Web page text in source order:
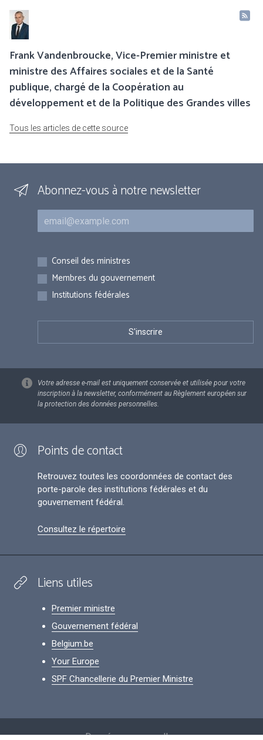
Frank Vandenbroucke, Vice-Premier ministre et
ministre des Affaires sociales et de la Santé
publique, chargé de la Coopération au
développement et de la Politique des Grandes villes
Tous les articles de cette source
Abonnez-vous à notre newsletter
Courriel
Inscriptions
Conseil des ministres
Membres du gouvernement
Institutions fédérales
Votre adresse e-mail est uniquement conservée et utilisée pour votre
inscription à la newsletter, conformément au Règlement européen sur
la protection des données personnelles.
Points de contact
Retrouvez toutes les coordonnées de contact des
porte-parole des institutions fédérales et du
gouvernement fédéral.
Consultez le répertoire
Liens utiles
Premier ministre
Gouvernement fédéral
Belgium.be
Your Europe
SPF Chancellerie du Premier Ministre
Données personnelles